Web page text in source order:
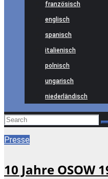
französisch
englisch
spanisch
italienisch
polnisch
ungarisch
niederländisch
Presse
10 Jahre OSOW